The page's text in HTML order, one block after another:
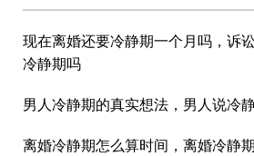
现在离婚还要冷静期一个月吗，诉
冷静期吗
男人冷静期的真实想法，男人说冷
离婚冷静期怎么算时间，离婚冷静